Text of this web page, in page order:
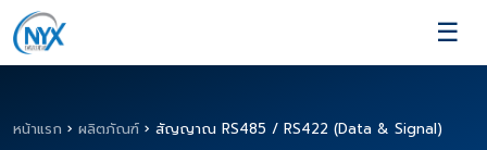
☰
หน้าแรก › ผลิตภัณฑ์ › สัญญาณ RS485 / RS422 (Data & Signal)